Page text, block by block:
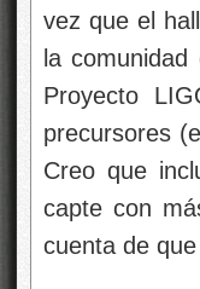
vez que el
la
Proyecto
precursores
Creo que
capte con
cuenta de